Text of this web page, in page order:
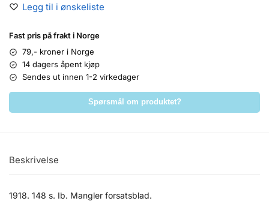
Legg til i ønskeliste
Fast pris på frakt i Norge
79,- kroner i Norge
14 dagers åpent kjøp
Sendes ut innen 1-2 virkedager
Spørsmål om produktet?
Beskrivelse
1918. 148 s. Ib. Mangler forsatsblad.